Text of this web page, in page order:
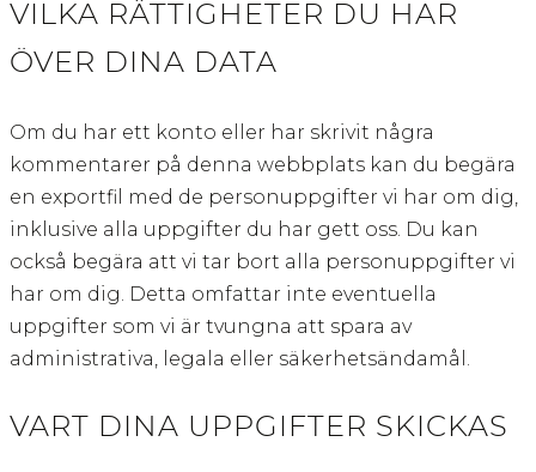
VILKA RÄTTIGHETER DU HAR
ÖVER DINA DATA
Om du har ett konto eller har skrivit några
kommentarer på denna webbplats kan du begära
en exportfil med de personuppgifter vi har om dig,
inklusive alla uppgifter du har gett oss. Du kan
också begära att vi tar bort alla personuppgifter vi
har om dig. Detta omfattar inte eventuella
uppgifter som vi är tvungna att spara av
administrativa, legala eller säkerhetsändamål.
VART DINA UPPGIFTER SKICKAS